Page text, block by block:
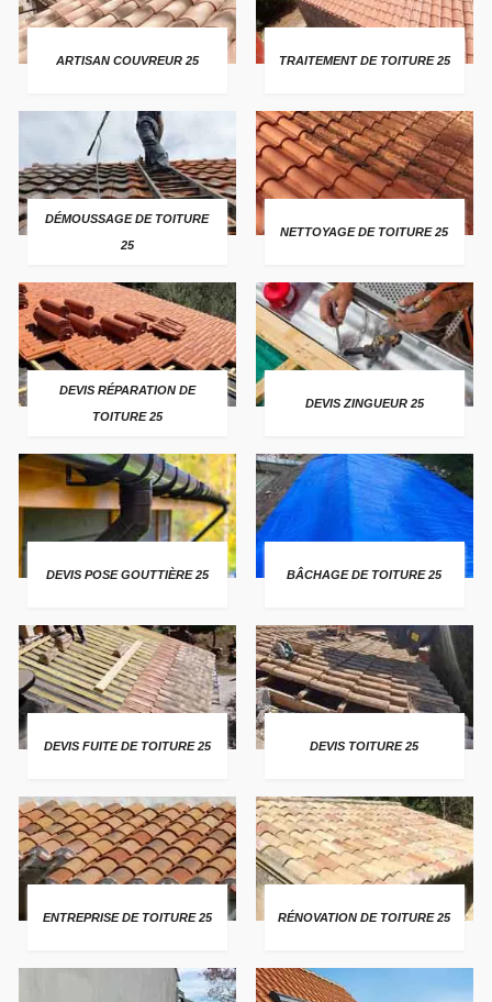
ARTISAN COUVREUR 25 TRAITEMENT DE TOITURE 25
DÉMOUSSAGE DE TOITURE
25
NETTOYAGE DE TOITURE 25
DEVIS RÉPARATION DE
TOITURE 25
DEVIS ZINGUEUR 25
DEVIS POSE GOUTTIÈRE 25 BÂCHAGE DE TOITURE 25
DEVIS FUITE DE TOITURE 25 DEVIS TOITURE 25
ENTREPRISE DE TOITURE 25 RÉNOVATION DE TOITURE 25